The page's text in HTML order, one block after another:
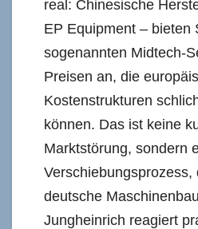
real: Chinesische
EP Equipment – bieten
sogenannten Midtech-
Preisen an, die
Kostenstrukturen
können. Das ist keine
Marktstörung, sondern
Verschiebungsprozess,
deutsche
Jungheinrich reagiert